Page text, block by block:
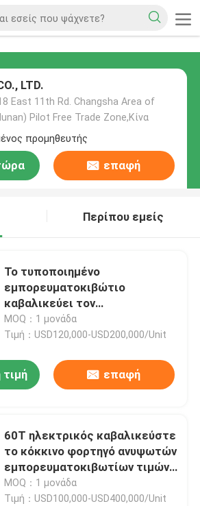
LTD.
East 11th Rd. Changsha Area of
Pilot Free Trade Zone,Κίνα
προμηθευτής
επαφή
Περίπου εμείς
Το τυποποιημένο
εμπορευματοκιβώτιο
καβαλικεύει τον
κατασκευαστή 35T
μεταφορέων για τον
εμπορευματοκιβωτίων 20ft
40ft 45ft
MOQ：1 μονάδα
Τιμή：USD120,000-USD200,000/Unit
επαφή
60T ηλεκτρικός καβαλικεύστε
το κόκκινο φορτηγό ανυψωτών
εμπορευματοκιβωτίων τιμών
μεταφορέων για τον υλικό
χειρισμό
MOQ：1 μονάδα
Τιμή：USD100,000-USD400,000/Unit